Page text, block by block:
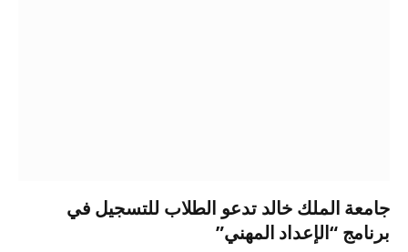
جامعة الملك خالد تدعو الطلاب للتسجيل في
برنامج “الإعداد المهني”